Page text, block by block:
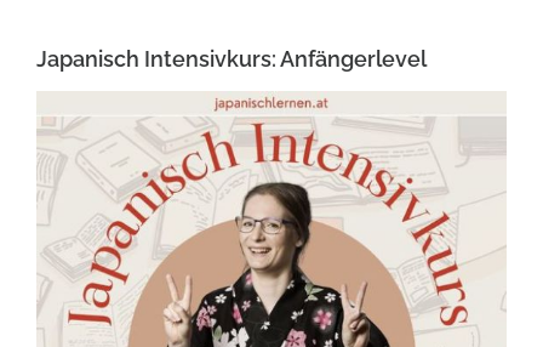
Japanisch Intensivkurs: Anfängerlevel